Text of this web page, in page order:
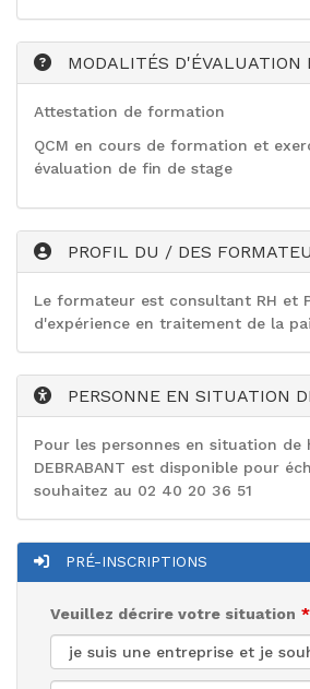
MODALITÉS D'ÉVALUATION
Attestation de formation
QCM en cours de formation et
évaluation de fin de stage
PROFIL DU / DES
Le formateur est consultant RH et
d'expérience en traitement de la
PERSONNE EN SITUATION
Pour les personnes en situation de
DEBRABANT est disponible pour
souhaitez au 02 40 20 36 51
PRÉ-INSCRIPTIONS
Veuillez décrire votre situation